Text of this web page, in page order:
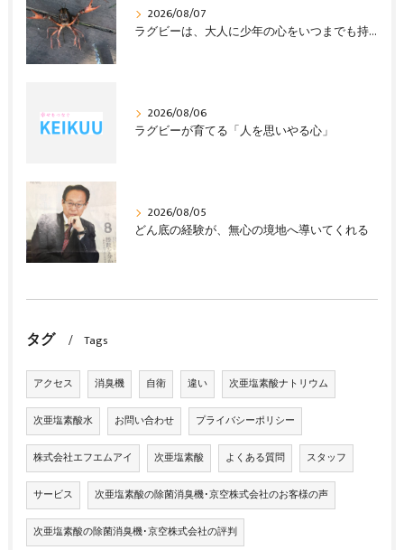
2026/08/07
ラグビーは、大人に少年の心をいつまでも持ち続けさせる
2026/08/06
ラグビーが育てる「人を思いやる心」
2026/08/05
どん底の経験が、無心の境地へ導いてくれる
タグ Tags
アクセス 消臭機 自衛 違い 次亜塩素酸ナトリウム
次亜塩素酸水 お問い合わせ プライバシーポリシー
株式会社エフエムアイ 次亜塩素酸 よくある質問 スタッフ
サービス 次亜塩素酸の除菌消臭機･京空株式会社のお客様の声
次亜塩素酸の除菌消臭機･京空株式会社の評判